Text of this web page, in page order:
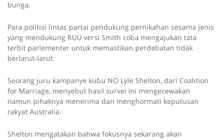
bunga.
Para politisi lintas partai pendukung pernikahan sesama jenis
yang mendukung RUU versi Smith coba mengajukan tata
terbit parlementer untuk memastikan perdebatan tidak
berlarut-larut.
Seorang juru kampanye kubu NO Lyle Shelton, dari Coalition
for Marriage, menyebut hasil survei ini mengecewakan
namun pihaknya menerima dan menghormati keputusan
rakyat Australia.
Shelton mengatakan bahwa fokusnya sekarang akan